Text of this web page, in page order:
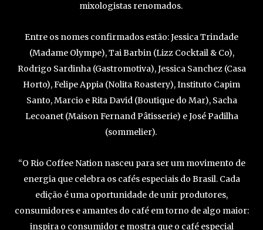
mixologistas renomados.
Entre os nomes confirmados estão: Jessica Trindade
(Madame Olympe), Tai Barbin (Lizz Cocktail & Co),
Rodrigo Sardinha (Gastromotiva), Jessica Sanchez (Casa
Horto), Felipe Appia (Nolita Roastery), Instituto Capim
Santo, Marcio e Rita David (Boutique do Mar), Sacha
Lecoanet (Maison Fernand Pâtisserie) e José Padilha
(sommelier).
“O Rio Coffee Nation nasceu para ser um movimento de
energia que celebra os cafés especiais do Brasil. Cada
edição é uma oportunidade de unir produtores,
consumidores e amantes do café em torno de algo maior:
inspira o consumidor e mostra que o café especial